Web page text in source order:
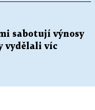
sabotují výnosy
vydělali víc